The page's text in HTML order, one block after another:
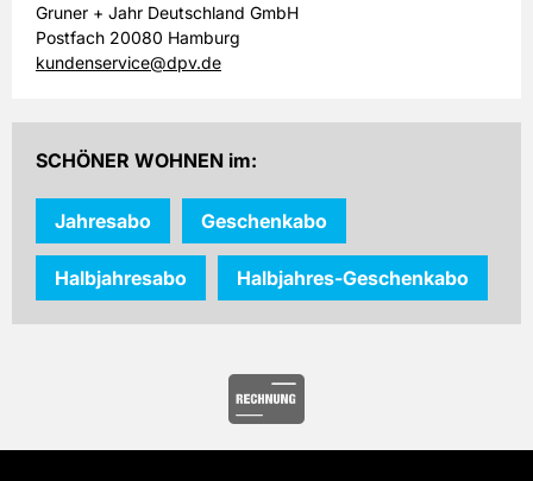
Laufzeit:
6 Monate
Preis 48,60 EUR
Gruner + Jahr Deutschland GmbH
Postfach 20080 Hamburg
kundenservice@dpv.de
SCHÖNER WOHNEN im:
Jahresabo Geschenkabo
Halbjahresabo Halbjahres-Geschenkabo